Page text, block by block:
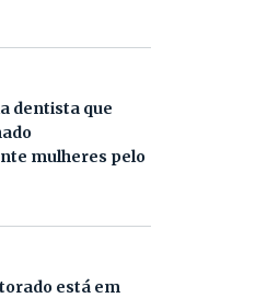
dentista que
mulheres pelo
está em